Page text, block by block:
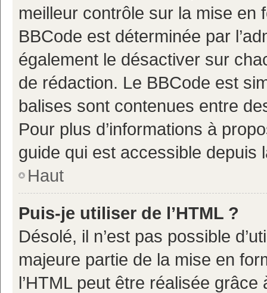
meilleur contrôle sur la mise en
BBCode est déterminée par
également le désactiver sur
de rédaction. Le BBCode est
balises sont contenues entre
Pour plus d’informations à
guide qui est accessible depuis
Haut
Puis-je utiliser de l’HTML ?
Désolé, il n’est pas possible
majeure partie de la mise en
l’HTML peut être réalisée grâce